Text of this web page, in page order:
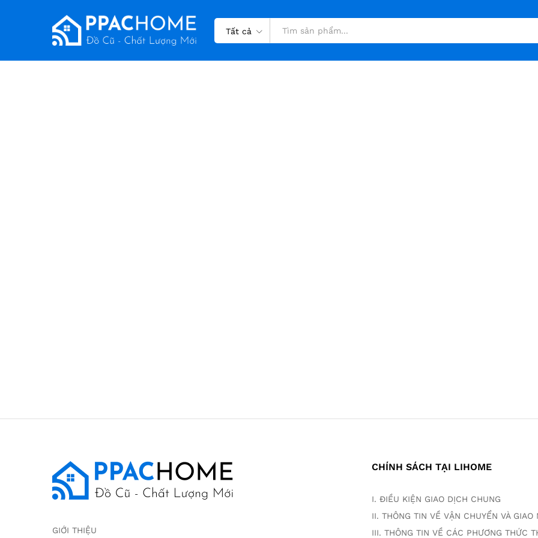
Tất cả
GIỚI THIỆU
CHÍNH SÁCH TẠI LIHOME
I. ĐIỀU KIỆN GIAO DỊCH CHUNG
II. THÔNG TIN VỀ VẬN CHUYỂN VÀ GIAO
III. THÔNG TIN VỀ CÁC PHƯƠNG THỨC